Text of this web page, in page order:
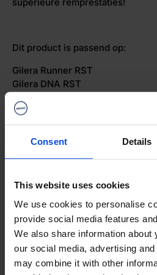
Consent Details
This website uses cookies
We use cookies to personalise
provide social media features
We also share information about
our social media, advertising
may combine it with other
Dit product is passend op:
Gilera Runner RST
Gilera DNA RST
Verzending
Merken
Categorieën